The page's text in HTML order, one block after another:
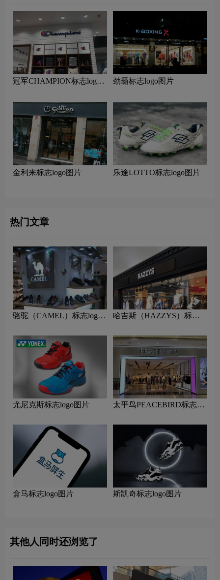
冠军CHAMPION标志logo
劲霸标志logo图片
金利来标志logo图片 乐途LOTTO标志logo图片
热门文章
骆驼（CAMEL）标志logo
哈吉斯（HAZZYS）标志
尤尼克斯标志logo图片
太平鸟PEACEBIRD标志
盒马标志logo图片 斯凯奇标志logo图片
其他人同时还浏览了